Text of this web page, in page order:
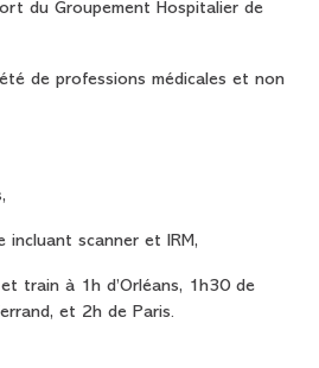
du Groupement Hospitalier de
de professions médicales et non
incluant scanner et IRM,
train à 1h d’Orléans, 1h30 de
et 2h de Paris.